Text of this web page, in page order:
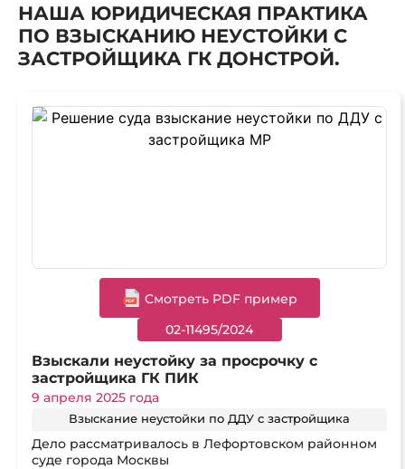
НАША ЮРИДИЧЕСКАЯ ПРАКТИКА
ПО ВЗЫСКАНИЮ НЕУСТОЙКИ С
ЗАСТРОЙЩИКА ГК ДОНСТРОЙ.
Cмотреть PDF пример
02-11495/2024
Взыскали неустойку за просрочку с
застройщика ГК ПИК
9 апреля 2025 года
Взыскание неустойки по ДДУ с застройщика
Дело рассматривалось в Лефортовском районном
суде города Москвы